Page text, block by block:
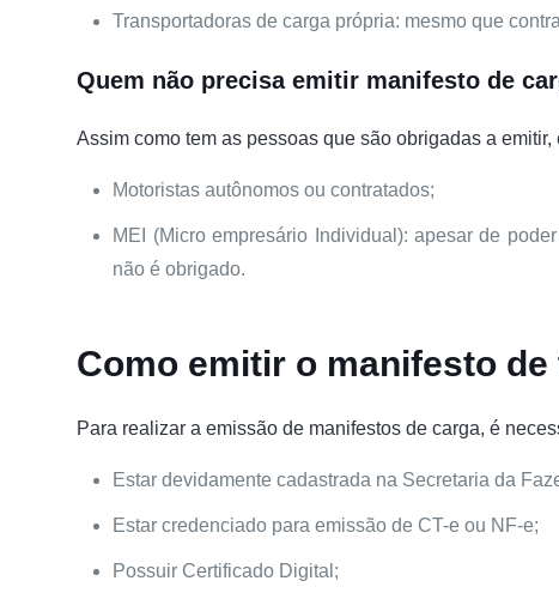
Transportadoras de carga própria: mesmo que
Quem não precisa emitir manifesto de
Assim como tem as pessoas que são obrigadas a
Motoristas autônomos ou contratados;
MEI (Micro empresário Individual): apesar de
não é obrigado.
Como emitir o manifesto
Para realizar a emissão de manifestos de carga, é
Estar devidamente cadastrada na Secretaria da
Estar credenciado para emissão de CT-e ou NF-e;
Possuir Certificado Digital;